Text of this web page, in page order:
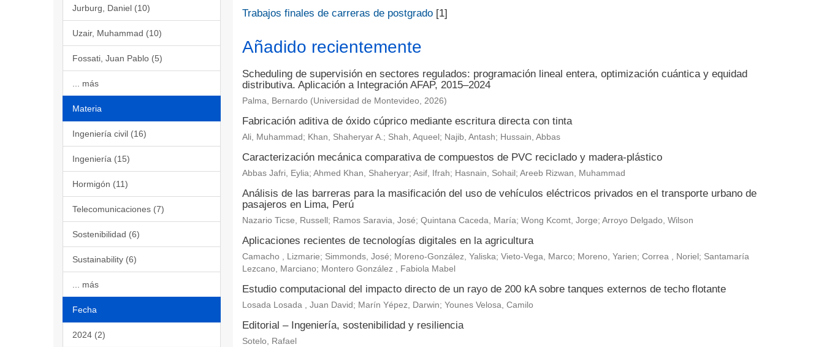
Jurburg, Daniel (10)
Uzair, Muhammad (10)
Fossati, Juan Pablo (5)
... más
Materia
Ingeniería civil (16)
Ingeniería (15)
Hormigón (11)
Telecomunicaciones (7)
Sostenibilidad (6)
Sustainability (6)
... más
Fecha
2024 (2)
Trabajos finales de carreras de postgrado[1]
Añadido recientemente
Scheduling de supervisión en sectores regulados: programación lineal entera, optimización cuántica y equidad
distributiva. Aplicación a Integración AFAP, 2015–2024
Palma, Bernardo (Universidad de Montevideo, 2026)
Fabricación aditiva de óxido cúprico mediante escritura directa con tinta
Ali, Muhammad; Khan, Shaheryar A.; Shah, Aqueel; Najib, Antash; Hussain, Abbas
Caracterización mecánica comparativa de compuestos de PVC reciclado y madera-plástico
Abbas Jafri, Eylia; Ahmed Khan, Shaheryar; Asif, Ifrah; Hasnain, Sohail; Areeb Rizwan, Muhammad
Análisis de las barreras para la masificación del uso de vehículos eléctricos privados en el transporte urbano de
pasajeros en Lima, Perú
Nazario Ticse, Russell; Ramos Saravia, José; Quintana Caceda, María; Wong Kcomt, Jorge; Arroyo Delgado, Wilson
Aplicaciones recientes de tecnologías digitales en la agricultura
Camacho , Lizmarie; Simmonds, José; Moreno-González, Yaliska; Vieto-Vega, Marco; Moreno, Yarien; Correa , Noriel; Santamaría
Lezcano, Marciano; Montero González , Fabiola Mabel
Estudio computacional del impacto directo de un rayo de 200 kA sobre tanques externos de techo flotante
Losada Losada , Juan David; Marín Yépez, Darwin; Younes Velosa, Camilo
Editorial – Ingeniería, sostenibilidad y resiliencia
Sotelo, Rafael